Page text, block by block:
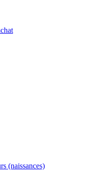
(naissances)